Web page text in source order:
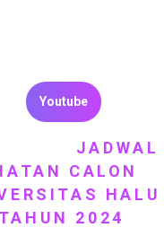
Youtube
JADWAL
CALON
HALU
2024